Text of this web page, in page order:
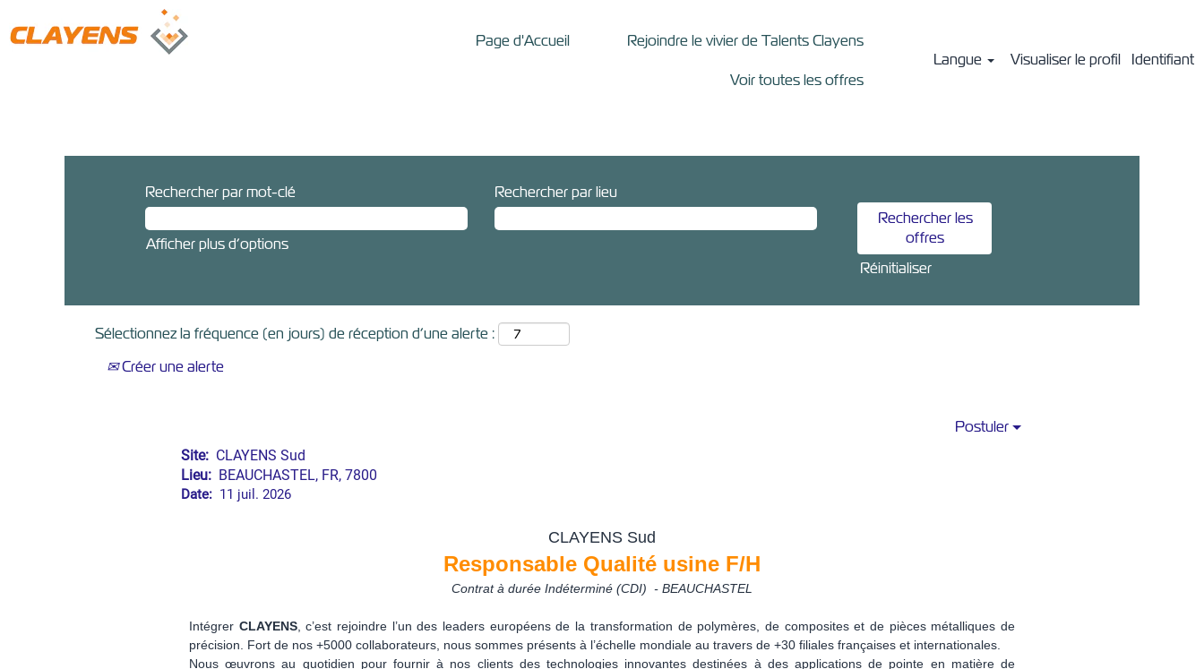
Page d'Accueil Rejoindre le vivier de Talents Clayens
Voir toutes les offres
Langue Visualiser le profil Identifiant
Rechercher par mot-clé Rechercher par lieu
Afficher plus d’options
Réinitialiser
Sélectionnez la fréquence (en jours) de réception d’une alerte :
Créer une alerte
Postuler
Site: CLAYENS Sud
Lieu: BEAUCHASTEL, FR, 7800
Date: 11 juil. 2026
CLAYENS Sud
Responsable Qualité usine F/H
Contrat à durée Indéterminé (CDI) - BEAUCHASTEL
Intégrer CLAYENS, c’est rejoindre l’un des leaders européens de la transformation de polymères, de composites et de pièces métalliques de
précision. Fort de nos +5000 collaborateurs, nous sommes présents à l’échelle mondiale au travers de +30 filiales françaises et internationales.
Nous œuvrons au quotidien pour fournir à nos clients des technologies innovantes destinées à des applications de pointe en matière de